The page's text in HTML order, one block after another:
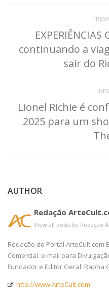
EXPERIÊNCIAS
continuando a
sair do
Lionel Richie é
2025 para um
AUTHOR
Redação
View all posts by Redação
Redação do Portal ArteCult.com
Comercial. e-mail para
Fundador e Editor Geral: Rapha
http://www.ArteCult.com